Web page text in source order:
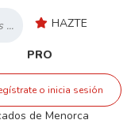
HAZTE
PRO
o inicia sesión
de Menorca